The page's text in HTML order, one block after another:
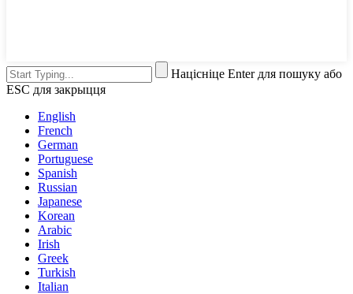
Націсніце Enter для пошуку або
ESC для закрыцця
English
French
German
Portuguese
Spanish
Russian
Japanese
Korean
Arabic
Irish
Greek
Turkish
Italian